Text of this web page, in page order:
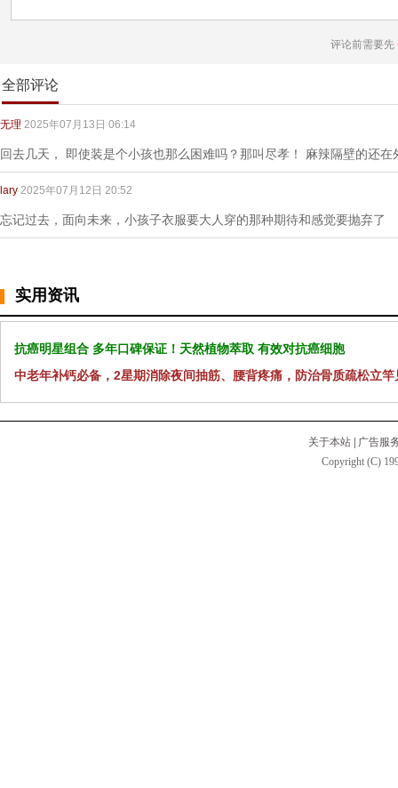
评论前需要先
全部评论
无理 2025年07月13日 06:14
回去几天， 即使装是个小孩也那么困难吗？那叫尽孝！ 麻辣隔壁的还在
lary 2025年07月12日 20:52
忘记过去，面向未来，小孩子衣服要大人穿的那种期待和感觉要抛弃了
实用资讯
抗癌明星组合 多年口碑保证！天然植物萃取 有效对抗癌细胞
中老年补钙必备，2星期消除夜间抽筋、腰背疼痛，防治骨质疏松立竿
关于本站
广告服
Copyright (C)